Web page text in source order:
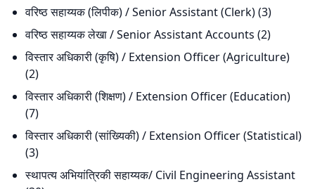
वरिष्ठ सहाय्यक (लिपीक) / Senior Assistant (Clerk) (3)
वरिष्ठ सहाय्यक लेखा / Senior Assistant Accounts (2)
विस्तार अधिकारी (कृषि) / Extension Officer (Agriculture)
(2)
विस्तार अधिकारी (शिक्षण) / Extension Officer (Education)
(7)
विस्तार अधिकारी (सांख्यिकी) / Extension Officer (Statistical)
(3)
स्थापत्य अभियांत्रिकी सहाय्यक/ Civil Engineering Assistant